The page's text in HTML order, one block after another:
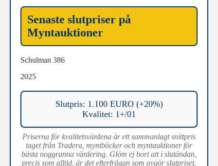
Senaste slutpriser på
Myntauktioner
Schulman 386
2025
Slutpris: 1.100 EURO (+20%)
Kvalitet: 1+/01
Priserna för kvalitetsvärdena är ett sammanlagt snittpris
taget från Tradera, myntböcker och myntauktioner för
bästa noggranna värdering. Glöm ej bort att i slutändan,
precis som alltid, är det efterfrågan som avgör slutpriset.